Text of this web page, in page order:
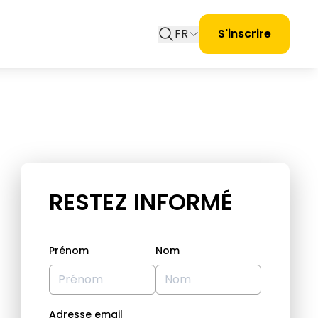
FR S'inscrire
RESTEZ INFORMÉ
Prénom Nom
Adresse email